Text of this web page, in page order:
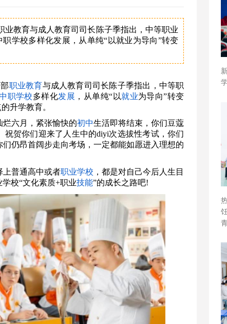
业教育与成人教育司司长陈子季指出，中等职业
学校多样化发展，从单纯“以就业为导向”转变
职业教育与成人教育司司长陈子季指出，中等职
职学校多样化发展 ，从单纯“以就业为导向”转变
升学教育。
六月，紧张愉快的初中生活即将结束，你们豆蔻
祝贺你们迎来了人生中的diyi次选拔性考试，你们
仍昂首阔步走向考场，一定都能如愿进入理想的
上普通高中或者职业学校 ，都是对自己今后人生目
校“文化素质+职业技能”的成长之路吧!